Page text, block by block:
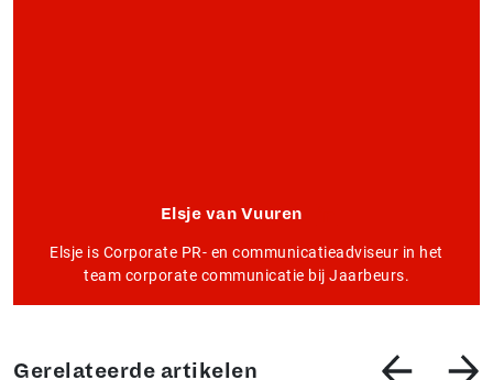
Elsje van Vuuren
Elsje is Corporate PR- en communicatieadviseur in het
team corporate communicatie bij Jaarbeurs.
Gerelateerde artikelen